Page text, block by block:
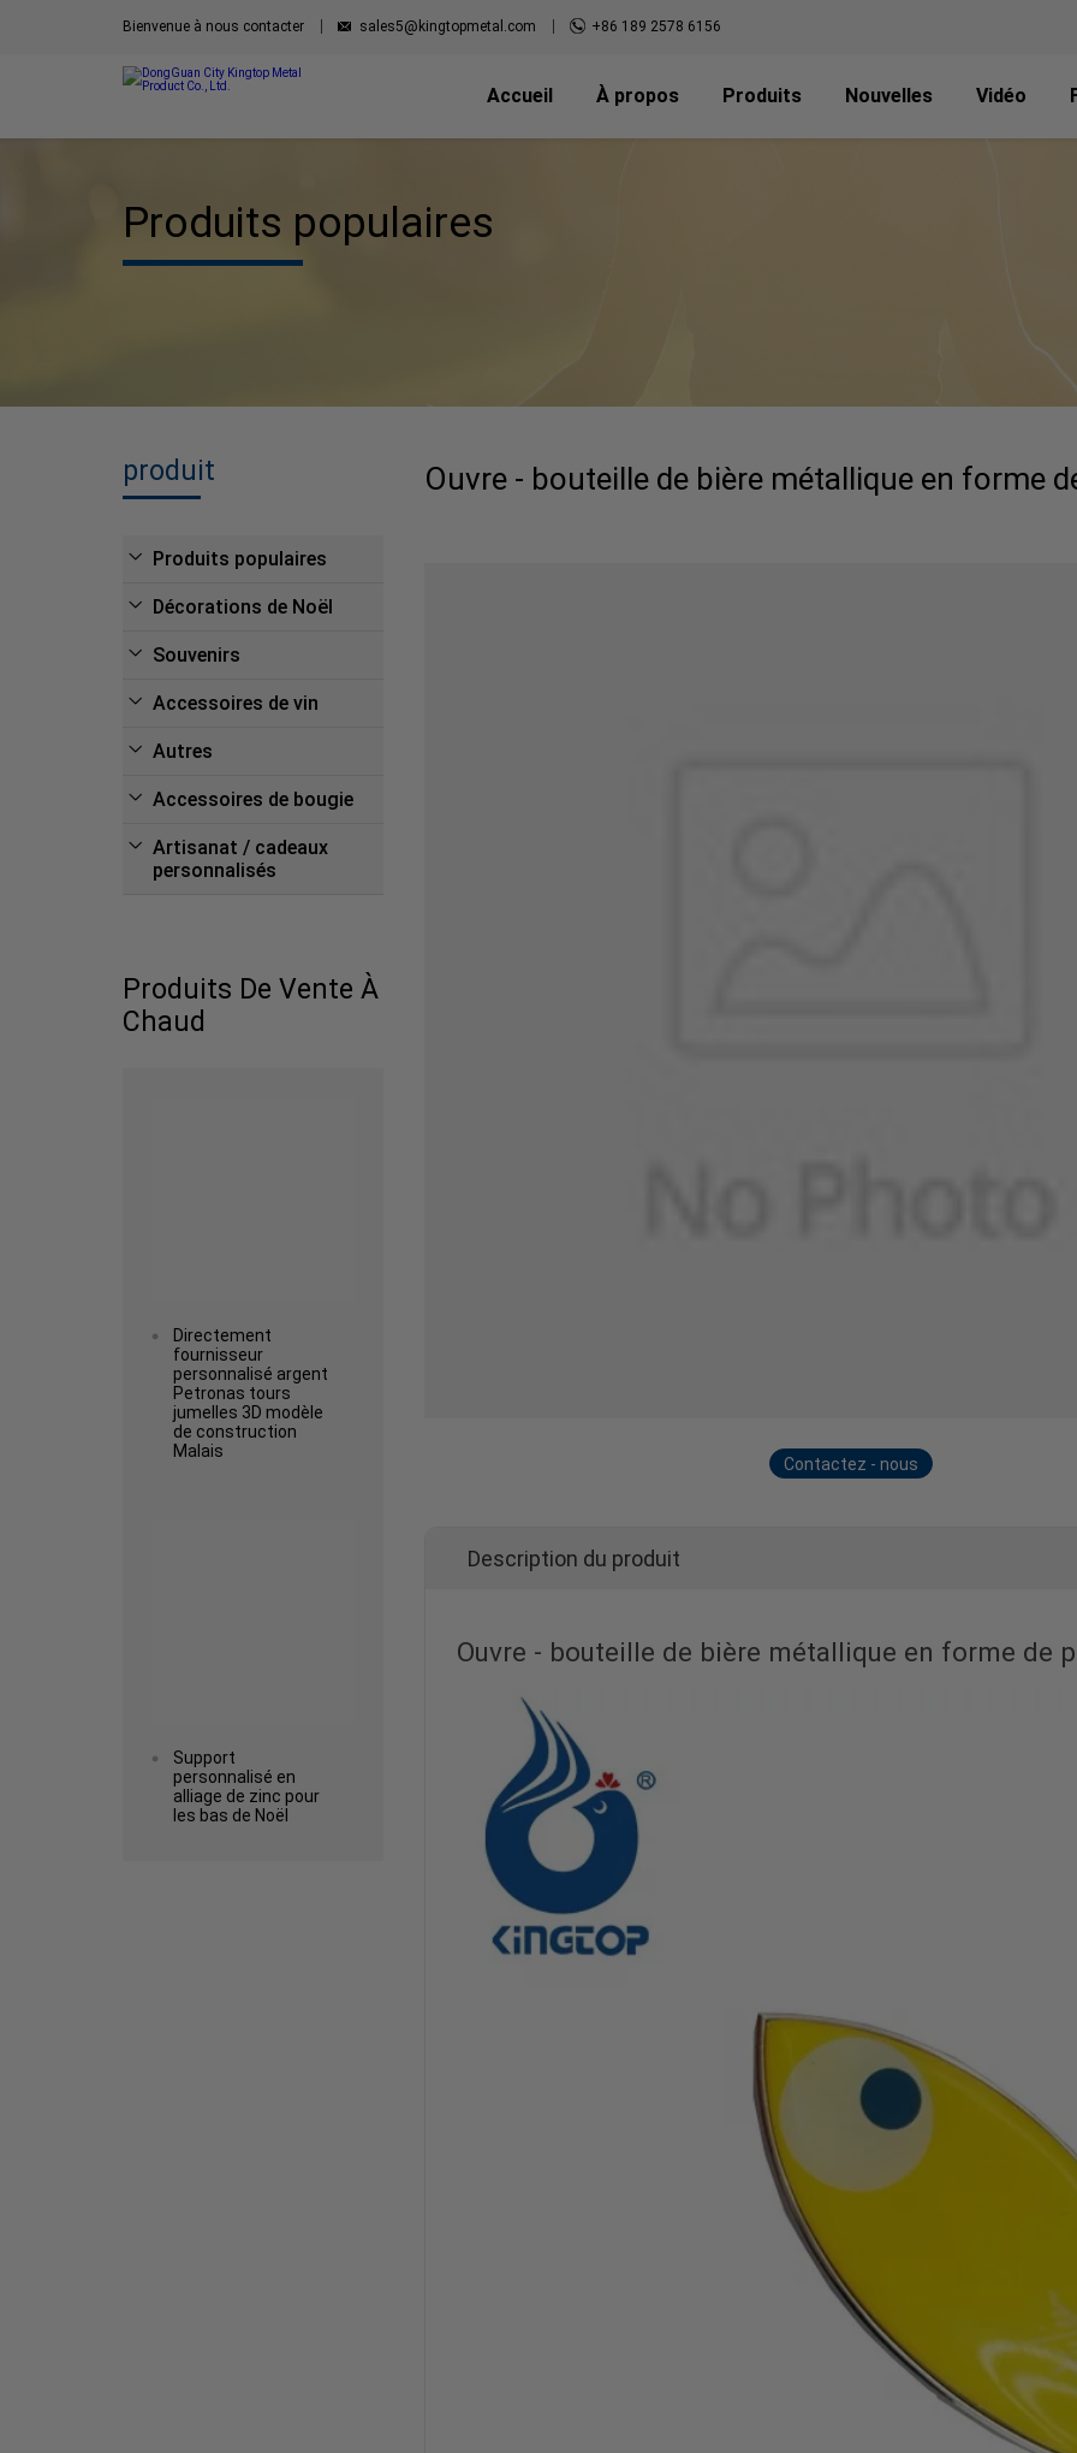
Bienvenue à nous contacter sales5@kingtopmetal.com +86 189 2578 6156
Accueil À propos Produits Nouvelles Vidéo
Produits populaires
produit
Produits populaires
Décorations de Noël
Souvenirs
Accessoires de vin
Autres
Accessoires de bougie
Artisanat / cadeaux
personnalisés
Produits De Vente À
Chaud
Directement
fournisseur
personnalisé argent
Petronas tours
jumelles 3D modèle
de construction
Malais
Support
personnalisé en
alliage de zinc pour
les bas de Noël
Ouvre - bouteille de bière métallique en forme
Contactez - nous
Description du produit
Ouvre - bouteille de bière métallique en forme de